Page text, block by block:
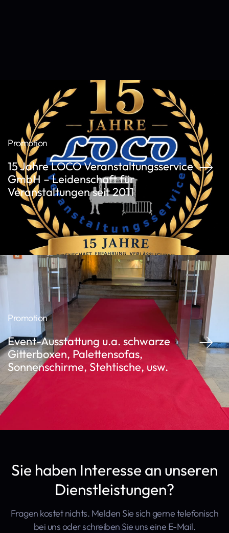
Promotion
15 Jahre LOCO Veranstaltungsservice
GmbH – Leidenschaft für
Veranstaltungen seit 2011
Promotion
Event-Ausstattung u.a. schwarze
Gitterboxen, Palettensofas,
Sonnenschirme, Stehtische, usw.
Sie haben Interesse an unseren
Dienstleistungen?
Fragen kostet nichts. Melden Sie sich gerne telefonisch
bei uns oder schreiben Sie uns eine E-Mail.